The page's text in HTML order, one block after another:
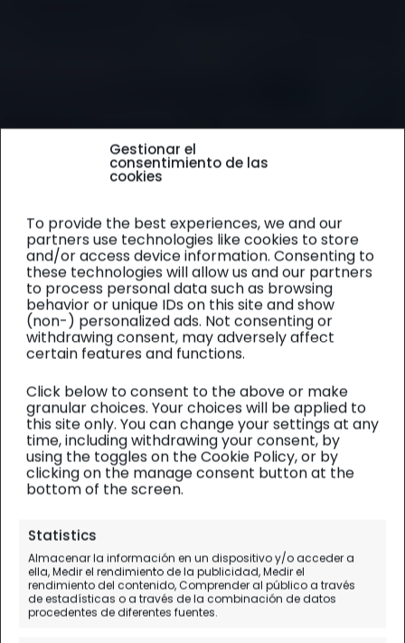
Gestionar el
consentimiento de las
cookies
To provide the best experiences, we and our
partners use technologies like cookies to store
and/or access device information. Consenting to
these technologies will allow us and our partners
to process personal data such as browsing
behavior or unique IDs on this site and show
(non-) personalized ads. Not consenting or
withdrawing consent, may adversely affect
certain features and functions.
Click below to consent to the above or make
granular choices. Your choices will be applied to
this site only. You can change your settings at any
time, including withdrawing your consent, by
using the toggles on the Cookie Policy, or by
clicking on the manage consent button at the
bottom of the screen.
Statistics
Almacenar la información en un dispositivo y/o acceder a
ella, Medir el rendimiento de la publicidad, Medir el
rendimiento del contenido, Comprender al público a través
de estadísticas o a través de la combinación de datos
procedentes de diferentes fuentes.
Cala Pregonda en Menorca,
la insólita cala roja del norte
Una paisaje marciano de contrastes rojo y